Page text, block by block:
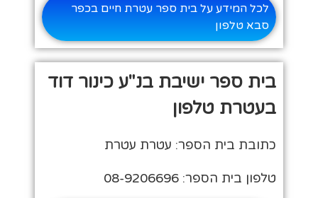
לכל המידע על בית ספר עטרת חיים בכפר
סבא טלפון
בית ספר ישיבת בנ"ע כינור דוד
בעטרת טלפון
כתובת בית הספר: עטרת עטרת
טלפון בית הספר: 08-9206696